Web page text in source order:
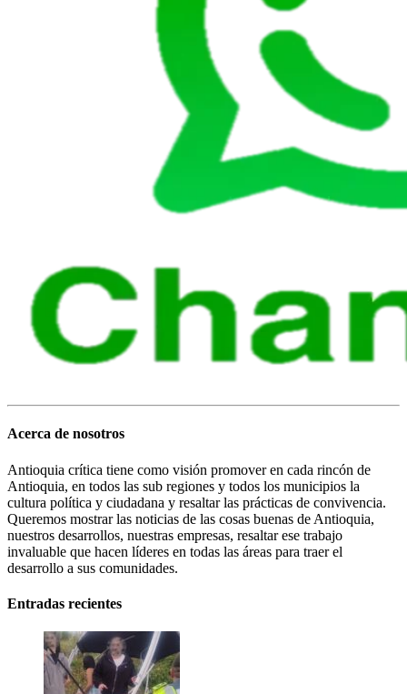
Acerca de nosotros
Antioquia crítica tiene como visión promover en cada rincón de
Antioquia, en todos las sub regiones y todos los municipios la
cultura política y ciudadana y resaltar las prácticas de convivencia.
Queremos mostrar las noticias de las cosas buenas de Antioquia,
nuestros desarrollos, nuestras empresas, resaltar ese trabajo
invaluable que hacen líderes en todas las áreas para traer el
desarrollo a sus comunidades.
Entradas recientes